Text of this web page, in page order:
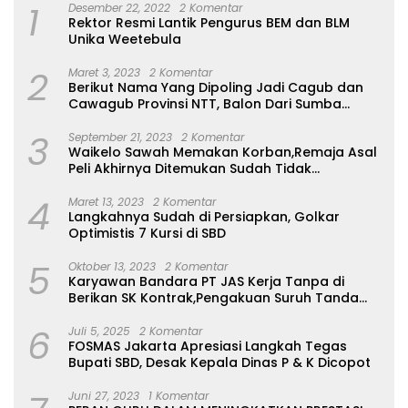
1 Desember 22, 2022 2 Komentar
Rektor Resmi Lantik Pengurus BEM dan BLM
Unika Weetebula
2 Maret 3, 2023 2 Komentar
Berikut Nama Yang Dipoling Jadi Cagub dan
Cawagub Provinsi NTT, Balon Dari Sumba
3 September 21, 2023 2 Komentar
Waikelo Sawah Memakan Korban,Remaja Asal
Peli Akhirnya Ditemukan Sudah Tidak
4 Maret 13, 2023 2 Komentar
Langkahnya Sudah di Persiapkan, Golkar
Optimistis 7 Kursi di SBD
5 Oktober 13, 2023 2 Komentar
Karyawan Bandara PT JAS Kerja Tanpa di
Berikan SK Kontrak,Pengakuan Suruh Tanda
6 Juli 5, 2025 2 Komentar
FOSMAS Jakarta Apresiasi Langkah Tegas
Bupati SBD, Desak Kepala Dinas P & K Dicopot
Juni 27, 2023 1 Komentar